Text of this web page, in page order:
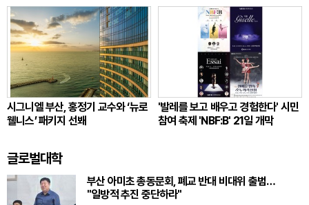
시그니엘 부산, 홍정기 교수와 ‘뉴로
웰니스’ 패키지 선봬
'발레를 보고 배우고 경험한다' 시민
참여 축제 'NBF:B' 21일 개막
글로벌대학
부산 아미초 총동문회, 폐교 반대 비대위 출범…
"일방적 추진 중단하라"